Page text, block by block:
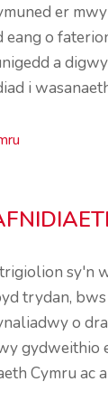
er
eang o
a
i
sy'n
trydan,
o
gydweithio
Cymru ac